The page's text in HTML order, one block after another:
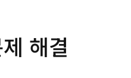
해결